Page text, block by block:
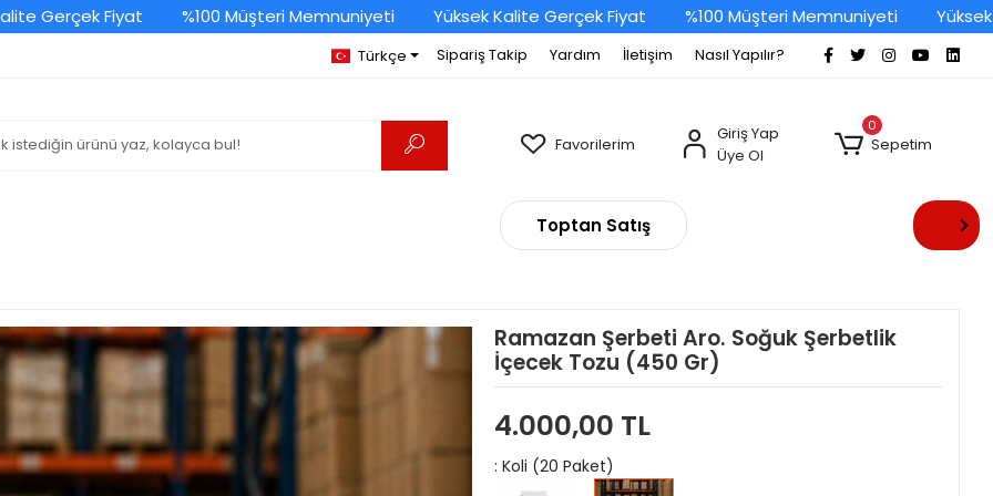
Gerçek Fiyat %100 Müşteri Memnuniyeti Yüksek Kalite Gerçek Fiyat %100 Müşteri Memnuniyeti Yüksek
Türkçe Sipariş Takip Yardım İletişim Nasıl Yapılır?
Favorilerim
Giriş Yap
Üye Ol
0
Sepetim
Toptan Satış
Ramazan Şerbeti Aro. Soğuk Şerbetlik
İçecek Tozu (450 Gr)
4.000,00 TL
: Koli (20 Paket)